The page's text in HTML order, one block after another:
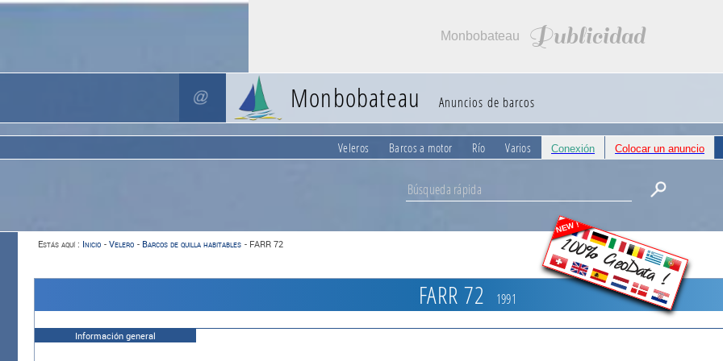
Monbobateau Publicidad
Monbobateau Anuncios de barcos
Veleros Barcos a motor Río Varios Conexión Colocar un anuncio
NEW !
100% GeoData !
Estás aquí : Inicio - Velero - Barcos de quilla habitables - FARR 72
FARR 72 1991
Información general